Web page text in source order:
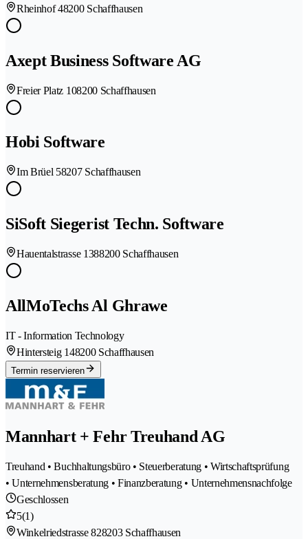
Rheinhof 48200 Schaffhausen
Axept Business Software AG
Freier Platz 108200 Schaffhausen
Hobi Software
Im Brüel 58207 Schaffhausen
SiSoft Siegerist Techn. Software
Hauentalstrasse 1388200 Schaffhausen
AllMoTechs Al Ghrawe
IT - Information Technology
Hintersteig 148200 Schaffhausen
Termin reservieren
Mannhart + Fehr Treuhand AG
Treuhand • Buchhaltungsbüro • Steuerberatung • Wirtschaftsprüfung
• Unternehmensberatung • Finanzberatung • Unternehmensnachfolge
Geschlossen
5(1)
Winkelriedstrasse 828203 Schaffhausen